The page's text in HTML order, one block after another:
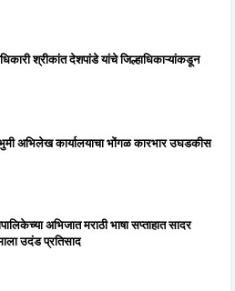
श्रीकांत देशपांडे यांचे जिल्हाधिकाऱ्यांकडून
अभिलेख कार्यालयाचा भोंगळ कारभार उघडकीस
अभिजात मराठी भाषा सप्ताहात सादर
उदंड प्रतिसाद